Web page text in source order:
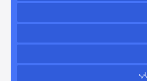
۱۵ (دوبله) منتشر شد